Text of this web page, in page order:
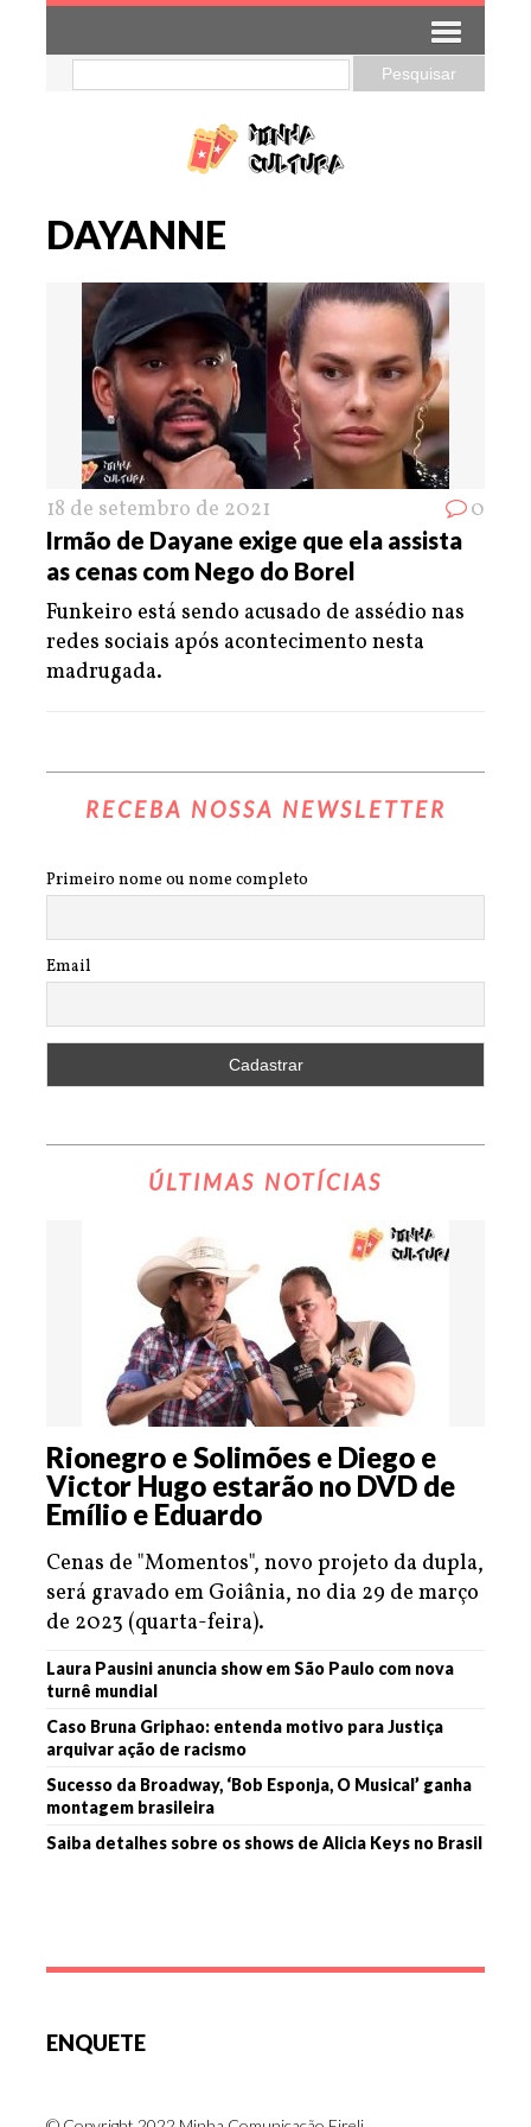
DAYANNE
18 de setembro de 2021 0
Irmão de Dayane exige que ela assista
as cenas com Nego do Borel
Funkeiro está sendo acusado de assédio nas
redes sociais após acontecimento nesta
madrugada.
RECEBA NOSSA NEWSLETTER
Primeiro nome ou nome completo
Email
ÚLTIMAS NOTÍCIAS
Rionegro e Solimões e Diego e
Victor Hugo estarão no DVD de
Emílio e Eduardo
Cenas de "Momentos", novo projeto da dupla,
será gravado em Goiânia, no dia 29 de março
de 2023 (quarta-feira).
Laura Pausini anuncia show em São Paulo com nova
turnê mundial
Caso Bruna Griphao: entenda motivo para Justiça
arquivar ação de racismo
Sucesso da Broadway, ‘Bob Esponja, O Musical’ ganha
montagem brasileira
Saiba detalhes sobre os shows de Alicia Keys no Brasil
ENQUETE